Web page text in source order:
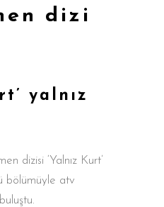
dizi
yalnız
dizisi ‘Yalnız Kurt’
bölümüyle atv